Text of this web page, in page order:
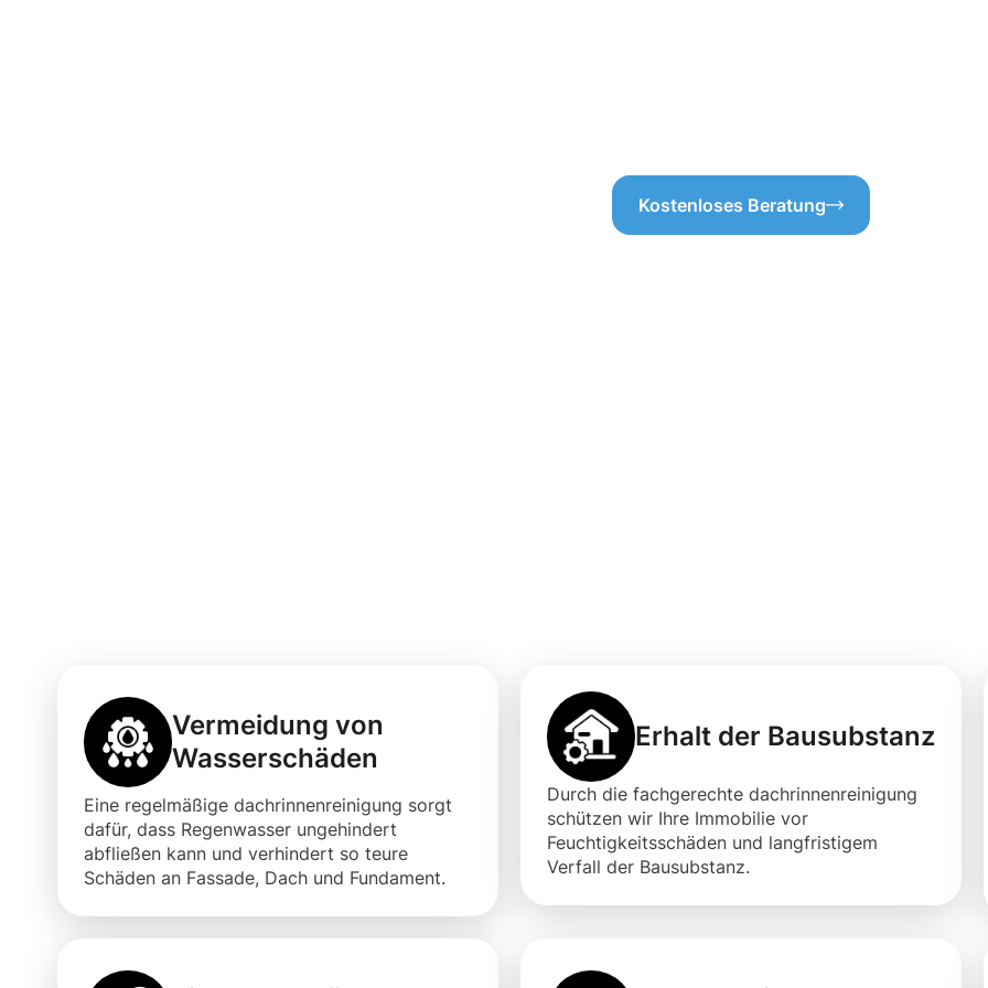
Kostenloses Beratung
Vermeidung von
Wasserschäden
Eine regelmäßige dachrinnenreinigung sorgt
dafür, dass Regenwasser ungehindert
abfließen kann und verhindert so teure
Schäden an Fassade, Dach und Fundament.
Erhalt der Bausubstanz
Durch die fachgerechte dachrinnenreinigung
schützen wir Ihre Immobilie vor
Feuchtigkeitsschäden und langfristigem
Verfall der Bausubstanz.